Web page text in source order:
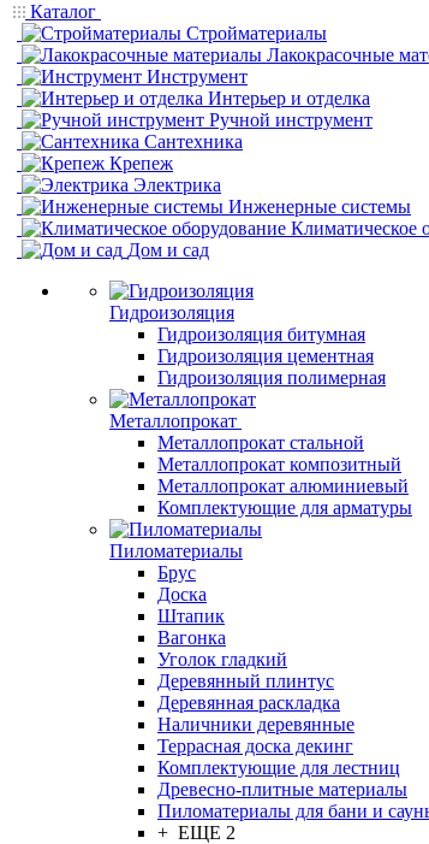
Каталог
Стройматериалы
Лакокрасочные
Инструмент
Интерьер и отделка
Ручной инструмент
Сантехника
Крепеж
Электрика
Инженерные системы
Климатическое
Дом и сад
Гидроизоляция
Гидроизоляция битумная
Гидроизоляция цементная
Гидроизоляция полимерная
Металлопрокат
Металлопрокат стальной
Металлопрокат композитный
Металлопрокат алюминиевый
Комплектующие для арматуры
Пиломатериалы
Брус
Доска
Штапик
Вагонка
Уголок гладкий
Деревянный плинтус
Деревянная раскладка
Наличники деревянные
Террасная доска декинг
Комплектующие для лестниц
Древесно-плитные материалы
Пиломатериалы для бани и
+ ЕЩЕ 2